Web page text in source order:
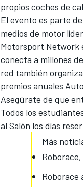
propios coches de
El evento es parte
medios de motor
Motorsport Network
conecta a millones
red también
premios anuales
Asegúrate de que
Todos los
al Salón los días
Más
Roborace